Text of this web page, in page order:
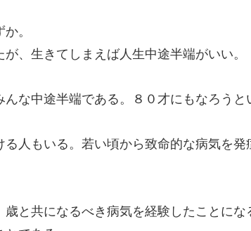
。
、生きてしまえば人生中途半端がいい。
な中途半端である。８０才にもなろうと
人もいる。若い頃から致命的な病気を発
と共になるべき病気を経験したことにな